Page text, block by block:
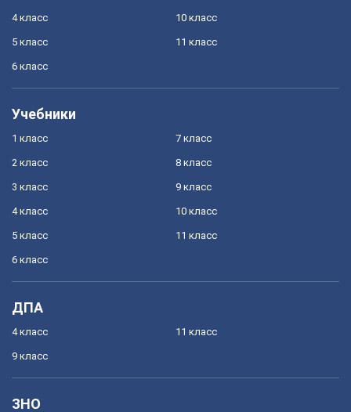
4 класс
5 класс
6 класс
10 класс
11 класс
Учебники
1 класс
2 класс
3 класс
4 класс
5 класс
6 класс
7 класс
8 класс
9 класс
10 класс
11 класс
ДПА
4 класс
9 класс
11 класс
ЗНО